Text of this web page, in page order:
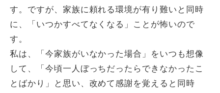
す。ですが、家族に頼れる環境が有り難いと同時
に、「いつかすべてなくなる」ことが怖いので
す。
私は、「今家族がいなかった場合」をいつも想像
して、「今頃一人ぼっちだったらできなかったこ
とばかり」と思い、改めて感謝を覚えると同時